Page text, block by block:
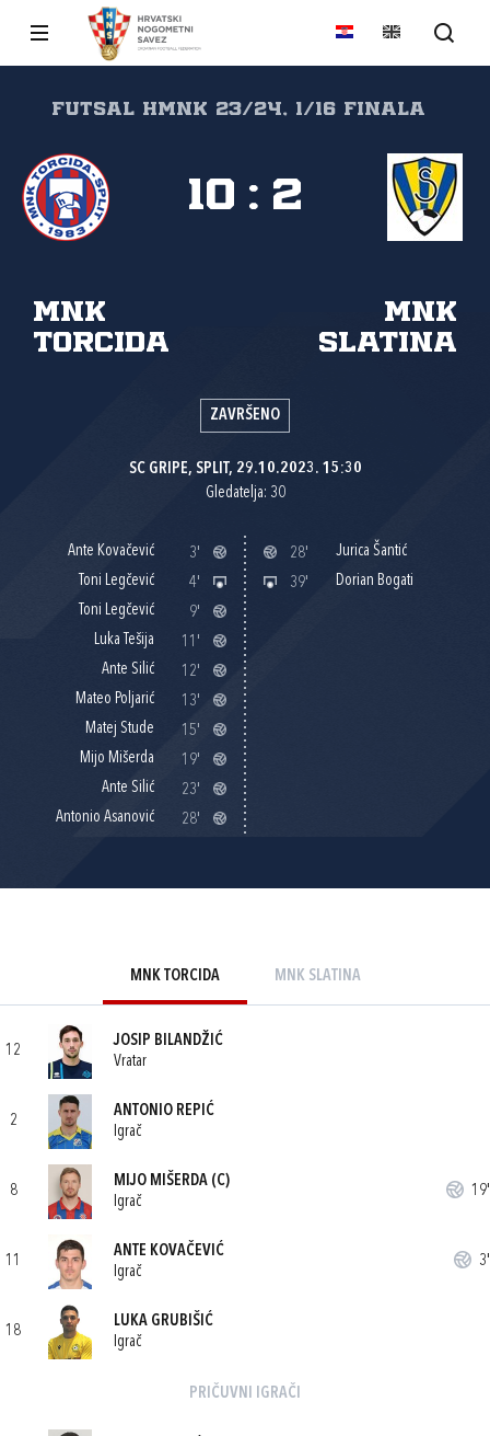
FUTSAL HMNK 23/24, 1/16 finala
MNK
Torcida
MNK
Slatina
10 : 2
ZAVRŠENO
SC GRIPE, SPLIT, 29.10.2023. 15:30
Gledatelja: 30
Ante Kovačević
3'
Toni Legčević
4'
Toni Legčević
9'
Luka Tešija
11'
Ante Silić
12'
Mateo Poljarić
13'
Matej Stude
15'
Mijo Mišerda
19'
Ante Silić
23'
Antonio Asanović
28'
28'
Jurica Šantić
39'
Dorian Bogati
MNK TORCIDA MNK SLATINA
12
JOSIP BILANDŽIĆ
Vratar
2
ANTONIO REPIĆ
Igrač
8
MIJO MIŠERDA (C)
Igrač
19'
11
ANTE KOVAČEVIĆ
Igrač
3'
18
LUKA GRUBIŠIĆ
Igrač
PRIČUVNI IGRAČI